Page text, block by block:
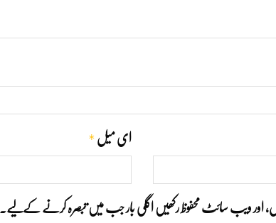
ای میل *
اور ویب سائٹ محفوظ رکھیں اگلی بار جب میں تبصرہ کرنے کےلیے۔